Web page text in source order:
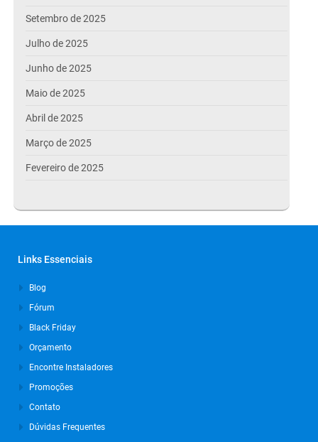
Setembro de 2025
Julho de 2025
Junho de 2025
Maio de 2025
Abril de 2025
Março de 2025
Fevereiro de 2025
Setembro de 2024
Julho de 2024
Março de 2024
Outubro de 2023
Links Essenciais
Blog
Fórum
Black Friday
Orçamento
Encontre Instaladores
Promoções
Contato
Dúvidas Frequentes